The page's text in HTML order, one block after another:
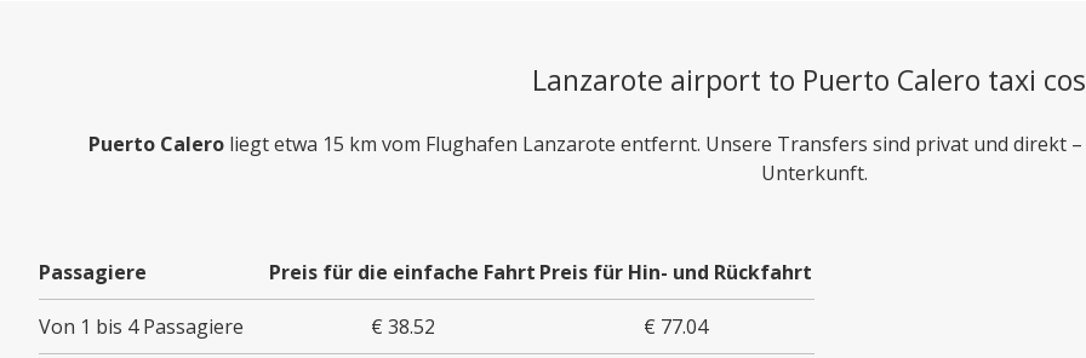
Lanzarote airport to Puerto Calero taxi
Puerto Calero liegt etwa 15 km vom Flughafen Lanzarote entfernt. Unsere Transfers sind privat und direkt
Unterkunft.
Passagiere Preis für die einfache Fahrt Preis für Hin- und Rückfahrt
Von 1 bis 4 Passagiere € 38.52 € 77.04